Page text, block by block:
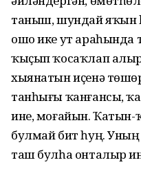
таныш, шундай яҡын
ошо ике ут араһында
ҡыҫып ҡосаҡлап
хыянатын иҫенә
танһығы ҡанғансы,
ине, моғайын. Ҡатын-
булмай бит һуң.
таш булһа онталыр